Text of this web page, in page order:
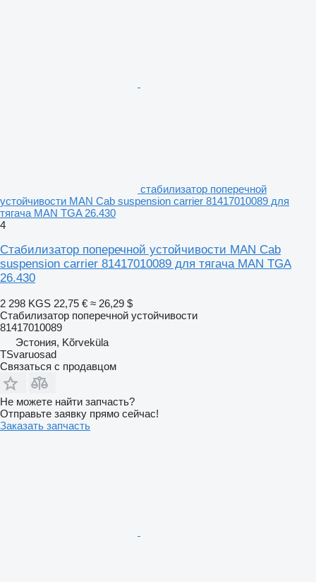
стабилизатор поперечной
устойчивости MAN Cab suspension carrier 81417010089 для
тягача MAN TGA 26.430
4
Стабилизатор поперечной устойчивости MAN Cab
suspension carrier 81417010089 для тягача MAN TGA
26.430
2 298 KGS 22,75 € ≈ 26,29 $
Стабилизатор поперечной устойчивости
81417010089
Эстония, Kõrveküla
TSvaruosad
Связаться с продавцом
Не можете найти запчасть?
Отправьте заявку прямо сейчас!
Заказать запчасть